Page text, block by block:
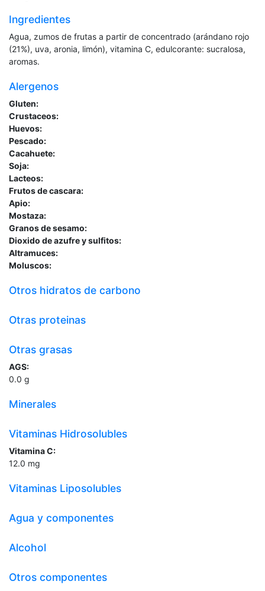
Ingredientes
Agua, zumos de frutas a partir de concentrado (arándano rojo
(21%), uva, aronia, limón), vitamina C, edulcorante: sucralosa,
aromas.
Alergenos
Gluten:
Crustaceos:
Huevos:
Pescado:
Cacahuete:
Soja:
Lacteos:
Frutos de cascara:
Apio:
Mostaza:
Granos de sesamo:
Dioxido de azufre y sulfitos:
Altramuces:
Moluscos:
Otros hidratos de carbono
Otras proteinas
Otras grasas
AGS:
0.0 g
Minerales
Vitaminas Hidrosolubles
Vitamina C:
12.0 mg
Vitaminas Liposolubles
Agua y componentes
Alcohol
Otros componentes